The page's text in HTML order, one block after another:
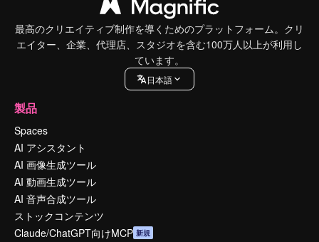
最高のクリエイティブ制作を導くためのプラットフォーム。クリ
エイター、企業、代理店、スタジオを含む100万人以上が利用し
ています。
日本語
製品
Spaces
AI アシスタント
AI 画像生成ツール
AI 動画生成ツール
AI 音声合成ツール
ストックコンテンツ
Claude/ChatGPT向けMCP 新規